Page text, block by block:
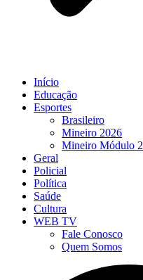
Início
Educação
Esportes
Brasileiro
Mineiro 2026
Mineiro Módulo 2
Geral
Policial
Política
Saúde
Cultura
WEB TV
Fale Conosco
Quem Somos